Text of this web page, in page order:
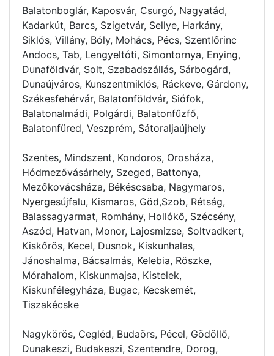
Balatonboglár, Kaposvár, Csurgó, Nagyatád,
Kadarkút, Barcs, Szigetvár, Sellye, Harkány,
Siklós, Villány, Bóly, Mohács, Pécs, Szentlőrinc
Andocs, Tab, Lengyeltóti, Simontornya, Enying,
Dunaföldvár, Solt, Szabadszállás, Sárbogárd,
Dunaújváros, Kunszentmiklós, Ráckeve, Gárdony,
Székesfehérvár, Balatonföldvár, Siófok,
Balatonalmádi, Polgárdi, Balatonfűzfő,
Balatonfüred, Veszprém, Sátoraljaújhely
Szentes, Mindszent, Kondoros, Orosháza,
Hódmezővásárhely, Szeged, Battonya,
Mezőkovácsháza, Békéscsaba, Nagymaros,
Nyergesújfalu, Kismaros, Göd,Szob, Rétság,
Balassagyarmat, Romhány, Hollókő, Szécsény,
Aszód, Hatvan, Monor, Lajosmizse, Soltvadkert,
Kiskőrös, Kecel, Dusnok, Kiskunhalas,
Jánoshalma, Bácsalmás, Kelebia, Röszke,
Mórahalom, Kiskunmajsa, Kistelek,
Kiskunfélegyháza, Bugac, Kecskemét,
Tiszakécske
Nagykörös, Cegléd, Budaörs, Pécel, Gödöllő,
Dunakeszi, Budakeszi, Szentendre, Dorog,